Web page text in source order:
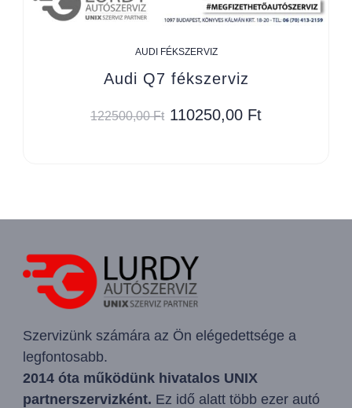
AUDI FÉKSZERVIZ
Audi Q7 fékszerviz
122500,00Ft 110250,00 Ft
Szervizünk számára az Ön elégedettsége a
legfontosabb.
2014 óta működünk hivatalos UNIX
partnerszervizként. Ez idő alatt több ezer autó